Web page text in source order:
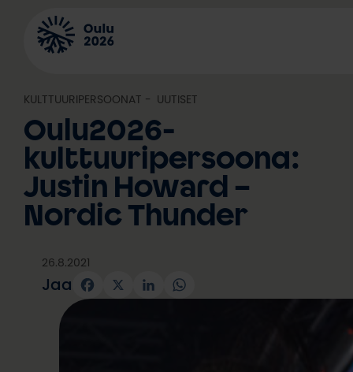
sisältöön
KULTTUURIPERSOONAT UUTISET
Oulu2026-
kulttuuripersoona:
Justin Howard –
Nordic Thunder
26.8.2021
Jaa Facebook
X LinkedInWhatsApp